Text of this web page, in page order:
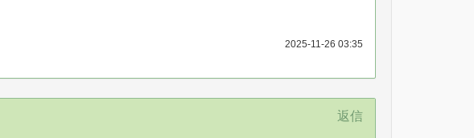
2025-11-26 03:35
返信